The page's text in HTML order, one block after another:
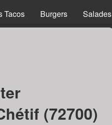
Tacos Burgers Salades
(72700)